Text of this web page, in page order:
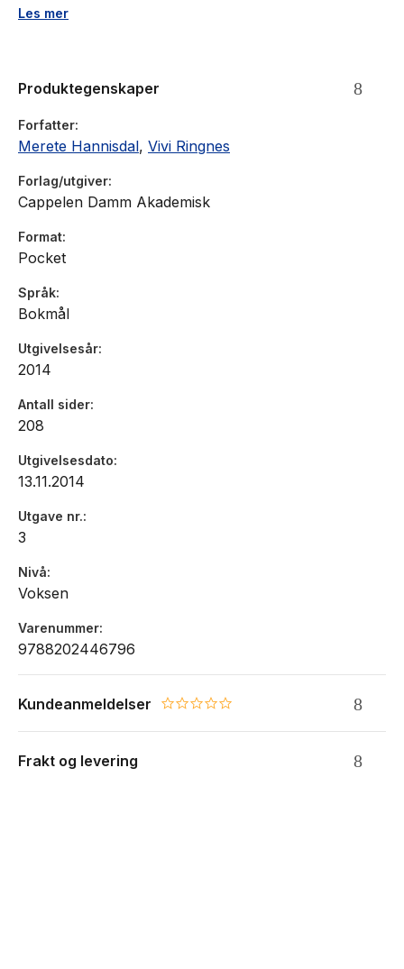
masterutdanning i naturfag, og praktiserende lærere. Boken
egenart med et eget formelspråk, med makronivå og
Les mer
Produktegenskaper
Forfatter
Merete Hannisdal, Vivi Ringnes
Forlag/utgiver
Cappelen Damm Akademisk
Format
Pocket
Språk
Bokmål
Utgivelsesår
2014
Antall sider
208
Utgivelsesdato
13.11.2014
Utgave nr.
3
Nivå
Voksen
Varenummer
9788202446796
Kundeanmeldelser 0.0 star rating
Frakt og levering